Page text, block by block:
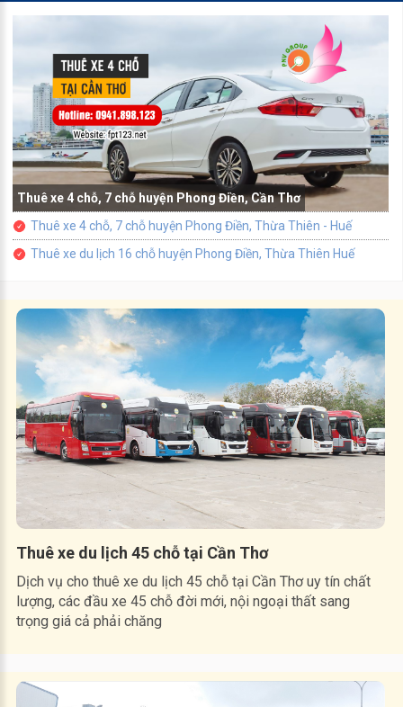
Thuê xe 4 chỗ, 7 chỗ huyện Phong Điền, Cần Thơ
Thuê xe 4 chỗ, 7 chỗ huyện Phong Điền, Thừa Thiên - Huế
Thuê xe du lịch 16 chỗ huyện Phong Điền, Thừa Thiên Huế
Thuê xe du lịch 45 chỗ tại Cần Thơ
Dịch vụ cho thuê xe du lịch 45 chỗ tại Cần Thơ uy tín chất
lượng, các đầu xe 45 chỗ đời mới, nội ngoại thất sang
trọng giá cả phải chăng